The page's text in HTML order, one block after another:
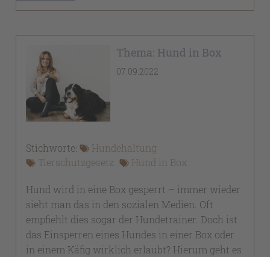
Thema: Hund in Box
07.09.2022
Stichworte:
Hundehaltung
Tierschutzgesetz
Hund in Box
Hund wird in eine Box gesperrt – immer wieder
sieht man das in den sozialen Medien. Oft
empfiehlt dies sogar der Hundetrainer. Doch ist
das Einsperren eines Hundes in einer Box oder
in einem Käfig wirklich erlaubt? Hierum geht es